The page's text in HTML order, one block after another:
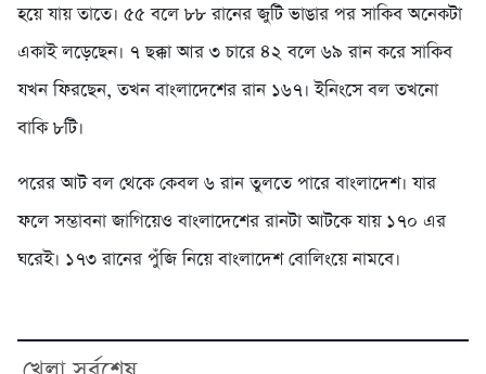
হয়ে যায় তাতে। ৫৫ বলে ৮৮ রানের জুটি ভাঙার পর সাকিব অনেকটা
একাই লড়েছেন। ৭ ছক্কা আর ৩ চারে ৪২ বলে ৬৯ রান করে সাকিব
যখন ফিরছেন, তখন বাংলাদেশের রান ১৬৭। ইনিংসে বল তখনো
বাকি ৮টি।
পরের আট বল থেকে কেবল ৬ রান তুলতে পারে বাংলাদেশ। যার
ফলে সম্ভাবনা জাগিয়েও বাংলাদেশের রানটা আটকে যায় ১৭০ এর
ঘরেই। ১৭৩ রানের পুঁজি নিয়ে বাংলাদেশ বোলিংয়ে নামবে।